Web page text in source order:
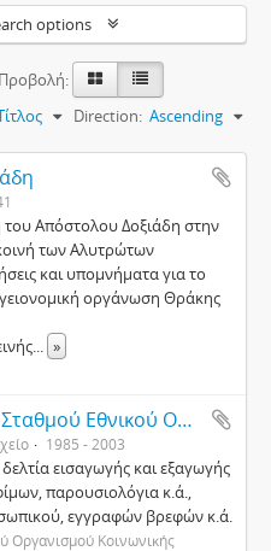
options
Προβολή:
Direction: Ascending
Απόστολου Δοξιάδη στην
των Αλυτρώτων
και υπομνήματα για το
οργάνωση Θράκης
... »
Αρχείο Βρεφονηπιακού Σταθμού Εθνικού Οργανισμού Κοινωνικής Φροντίδας (Ε.Ο.Κ.Φ.) Ναυπλίου
1985 - 2003
εισαγωγής και εξαγωγής
παρουσιολόγια κ.ά.,
εγγραφών βρεφών κ.ά.
Οργανισμού Κοινωνικής